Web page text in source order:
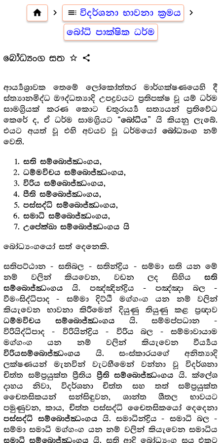
home navigate_next toc විදර්ශනා භාවනා ක්‍රමය navigate_next
බෝධි පාක්ෂික ධර්ම
බෝධ්‍යංග සත star_outline share
ආර්‍ය්‍යශ්‍රාවක තෙමේ ලෝකෝත්තර මාර්ගක්ෂණයෙහි දී
ස්ත්‍යානමිද්ධ ඖද්ධත්‍යාදි උපද්‍රවයට ප්‍රතිපක්ෂ වූ යම් ධර්ම
සාමග්‍රියක් කරණ කොට චතුරාර්‍ය්‍ය සත්‍යයන් ප්‍රතිවේධ
කෙරේ ද, ඒ ධර්ම සාමග්‍රියට “බෝධිය” යි කියනු ලැබේ.
එයට අයත් වූ එහි අවයව වූ ධර්මයෝබෝධ්‍යංග
නම්
වෙති.
සති සම්බොජ්ඣංගය,
ධම්මවිචය සම්බොජ්ඣංගය,
විරිය සම්බොජ්ඣංගය,
පීති සම්බොජ්ඣංගය,
පස්සද්ධි සම්බොජ්ඣංගය,
සමාධි සම්බොජ්ඣංගය,
උපේක්ඛා සම්බොජ්ඣංගය යි
බෝධ්‍යංගයෝ සත් දෙනෙකි.
සතිපට්ඨාන - සතිබල - සතින්ද්‍රිය - සම්මා සති යන මේ
නම් වලින් කියවෙන, වඩන ලද සිහියසති
සම්බොජ්ඣංගය යි. පඤ්ඤින්ද්‍රිය - පඤ්ඤා බල -
වීමංසිද්ධිපාද - සම්මා දිට්ඨි මග්ගංග යන නම් වලින්
කියැවෙන භාවනා කිරීමෙන් දියුණු තියුණු කළ ප්‍රඥාව
ධම්මවිචය සම්බොජ්ඣංගය යි. සම්මප්පධාන -
විරියිද්ධිපාද - විරියින්ද්‍රිය - විරිය බල - සම්මාවායාම
මග්ගංග යන නම් වලින් කියැවෙන වීර්‍ය්‍යය
විරියසම්බොජ්ඣංගය යි. සංස්කාරයගේ අනිත්‍යාදි
ලක්ෂණයන් මැනවින් වැටහීමෙන් වන්නා වූ විදර්ශනා
චිත්ත සම්ප්‍රයුක්ත ප්‍රීතිය ප්‍රීති සම්බොජ්ඣංගය
යි. ක්ලේශ
දාහය නිවා, විදර්ශනා චිත්ත සහ තත් සම්ප්‍රයුක්ත
චෛතසිකයන් සන්සිඳුවන, ශාන්ත ශීතල භාවයට
පමුණුවන, කාය, චිත්ත පස්සද්ධි චෛතසිකයෝ දෙදෙනා
පස්සද්ධි සම්බොජ්ඣංගය යි. සමාධින්ද්‍රිය - සමාධි බල -
සම්මා සමාධි මග්ගංග යන නම් වලින් කියැවෙන සමාධිය
සමාධි සම්බොජ්ඣංගය යි. සති ආදි බෝධ්‍යංග සය එකට